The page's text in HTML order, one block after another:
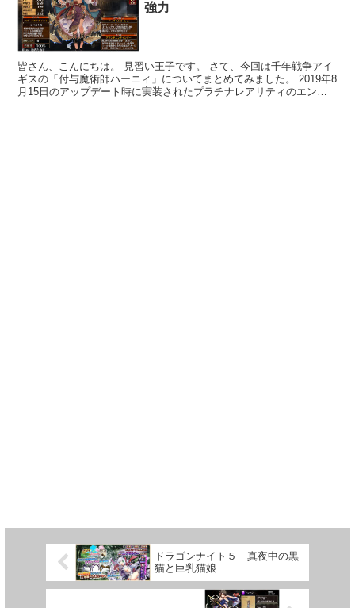
強力
皆さん、こんにちは。 見習い王子です。 さて、今回は千年戦争アイ
ギスの「付与魔術師ハーニィ」についてまとめてみました。 2019年8
月15日のアップデート時に実装されたプラチナレアリティのエンチ
ドラゴンナイト５ 真夜中の黒
猫と巨乳猫娘